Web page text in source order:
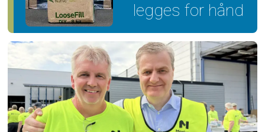
legges for hånd